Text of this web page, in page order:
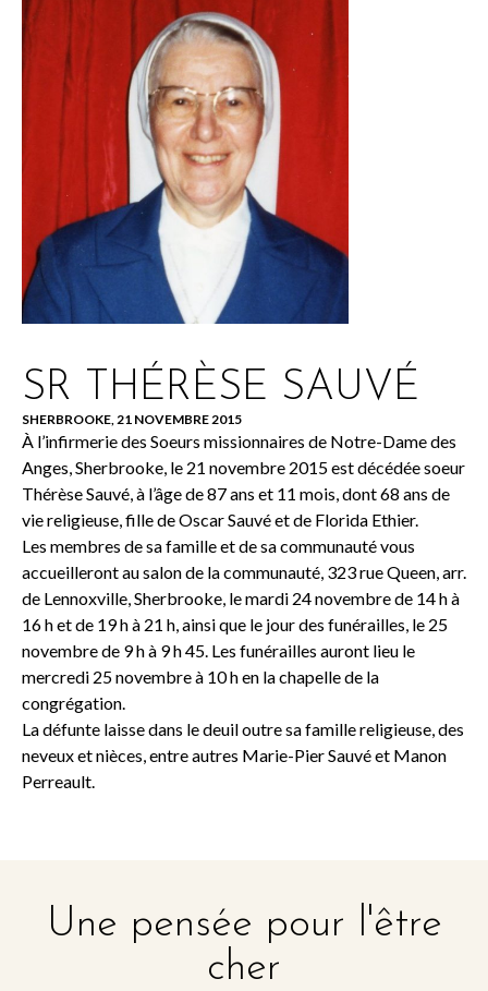
SR THÉRÈSE SAUVÉ
SHERBROOKE, 21 NOVEMBRE 2015
À l’infirmerie des Soeurs missionnaires de Notre-Dame des
Anges, Sherbrooke, le 21 novembre 2015 est décédée soeur
Thérèse Sauvé, à l’âge de 87 ans et 11 mois, dont 68 ans de
vie religieuse, fille de Oscar Sauvé et de Florida Ethier.
Les membres de sa famille et de sa communauté vous
accueilleront au salon de la communauté, 323 rue Queen, arr.
de Lennoxville, Sherbrooke, le mardi 24 novembre de 14 h à
16 h et de 19 h à 21 h, ainsi que le jour des funérailles, le 25
novembre de 9 h à 9 h 45. Les funérailles auront lieu le
mercredi 25 novembre à 10 h en la chapelle de la
congrégation.
La défunte laisse dans le deuil outre sa famille religieuse, des
neveux et nièces, entre autres Marie-Pier Sauvé et Manon
Perreault.
Une pensée pour l'être
cher